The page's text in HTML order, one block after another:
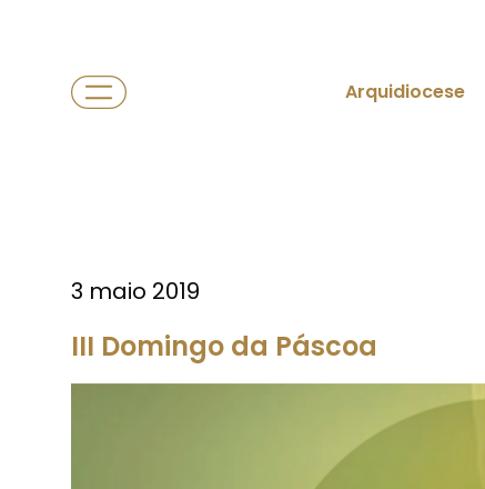
Arquidiocese
3 maio 2019
III Domingo da Páscoa